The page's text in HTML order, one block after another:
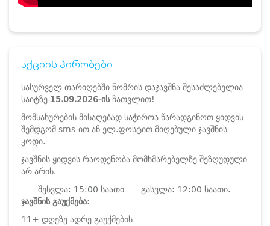
აქციის პირობები
სასურველ თარიღებში ნომრის დაჯავშნა შესაძლებელია
საიტზე 15.09.2026-ის ჩათვლით!
მომსახურების მისაღებად საჭიროა წარადგინოთ ყიდვის
შემდგომ sms-ით ან ელ.ფოსტით მიღებული ჯავშნის
კოდი.
ჯავშნის ყიდვის რაოდენობა მომხმარებელზე შეზღუდული
არ არის.
შესვლა: 15:00 საათი გასვლა: 12:00 საათი.
ჯავშნის გაუქმება:
11+ დღეზე ადრე გაუქმების